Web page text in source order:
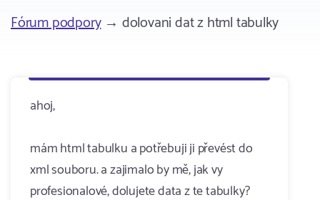
Fórum podpory→ dolovani dat z html tabulky
ahoj,
mám html tabulku a potřebuji ji převést do
xml souboru. a zajimalo by mě, jak vy
profesionalové, dolujete data z te tabulky?